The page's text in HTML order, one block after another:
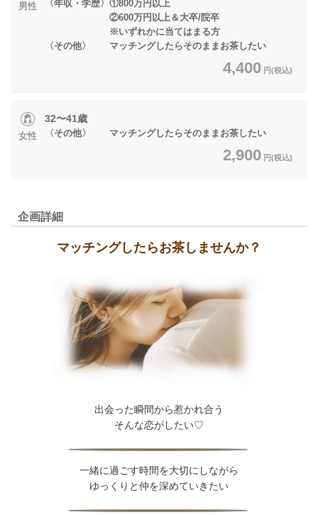
男性
〈年収・学歴〉①800万円以上
②600万円以上＆大卒/院卒
※いずれかに当てはまる方
〈その他〉 マッチングしたらそのままお茶したい
4,400 円(税込)
女性
32〜41歳
〈その他〉 マッチングしたらそのままお茶したい
2,900 円(税込)
企画詳細
マッチングしたらお茶しませんか？
出会った瞬間から惹かれ合う
そんな恋がしたい♡
一緒に過ごす時間を大切にしながら
ゆっくりと仲を深めていきたい